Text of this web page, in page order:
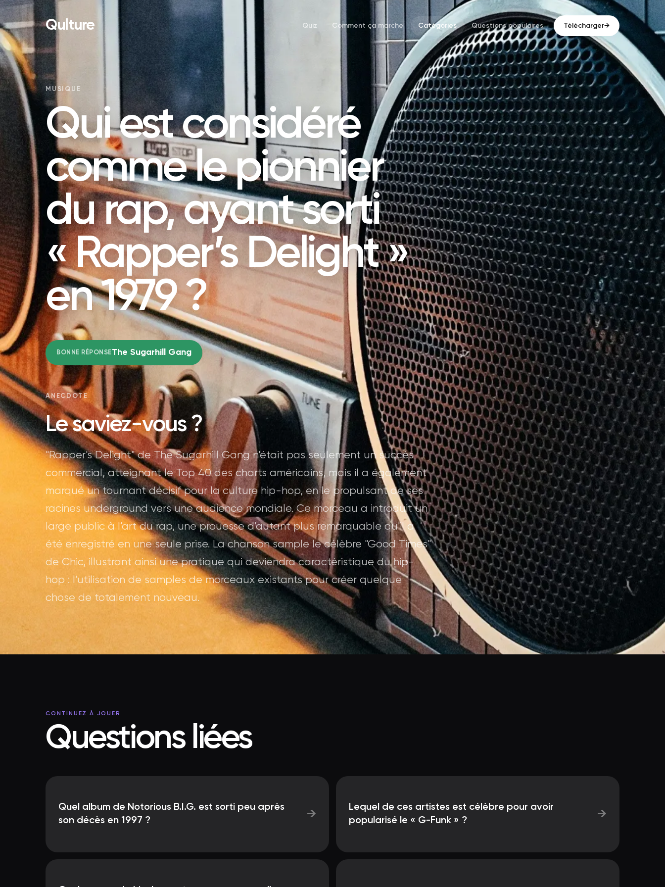
Qulture Quiz Comment ça marche Catégories Questions populaires Télécharger→
MUSIQUE
Qui est considéré
comme le pionnier
du rap, ayant sorti
« Rapper’s Delight »
en 1979 ?
BONNE RÉPONSEThe Sugarhill Gang
ANECDOTE
Le saviez-vous ?
"Rapper's Delight" de The Sugarhill Gang n'était pas seulement un succès
commercial, atteignant le Top 40 des charts américains, mais il a également
marqué un tournant décisif pour la culture hip-hop, en le propulsant de ses
racines underground vers une audience mondiale. Ce morceau a introduit un
large public à l'art du rap, une prouesse d'autant plus remarquable qu'il a
été enregistré en une seule prise. La chanson sample le célèbre "Good Times"
de Chic, illustrant ainsi une pratique qui deviendra caractéristique du hip-
hop : l'utilisation de samples de morceaux existants pour créer quelque
chose de totalement nouveau.
CONTINUEZ À JOUER
Questions liées
Quel album de Notorious B.I.G. est sorti peu après
son décès en 1997 ?
→
Lequel de ces artistes est célèbre pour avoir
popularisé le « G-Funk » ?
→